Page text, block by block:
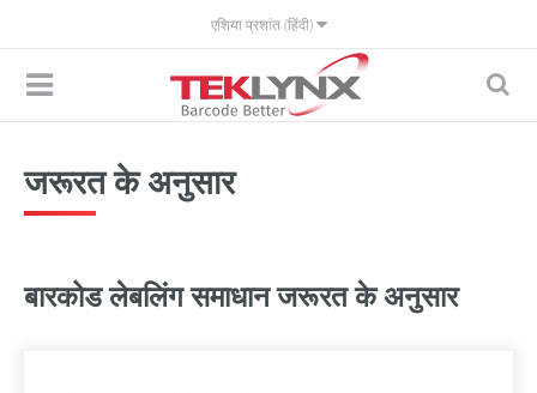
एशिया प्रशांत (हिंदी)
जरूरत के अनुसार
बारकोड लेबलिंग समाधान जरूरत के अनुसार